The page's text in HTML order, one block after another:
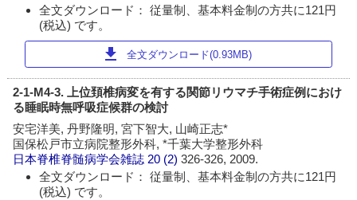
全文ダウンロード： 従量制、基本料金制の方共に121円
(税込) です。
download 全文ダウンロード(0.93MB)
2-1-M4-3. 上位頚椎病変を有する関節リウマチ手術症例におけ
る睡眠時無呼吸症候群の検討
安宅洋美, 丹野隆明, 宮下智大, 山崎正志*
国保松戸市立病院整形外科, *千葉大学整形外科
日本脊椎脊髄病学会雑誌 20 (2)326-326, 2009.
全文ダウンロード： 従量制、基本料金制の方共に121円
(税込) です。